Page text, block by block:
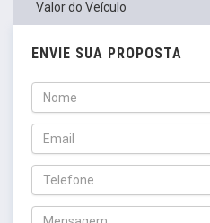
Valor do Veículo
ENVIE SUA PROPOSTA